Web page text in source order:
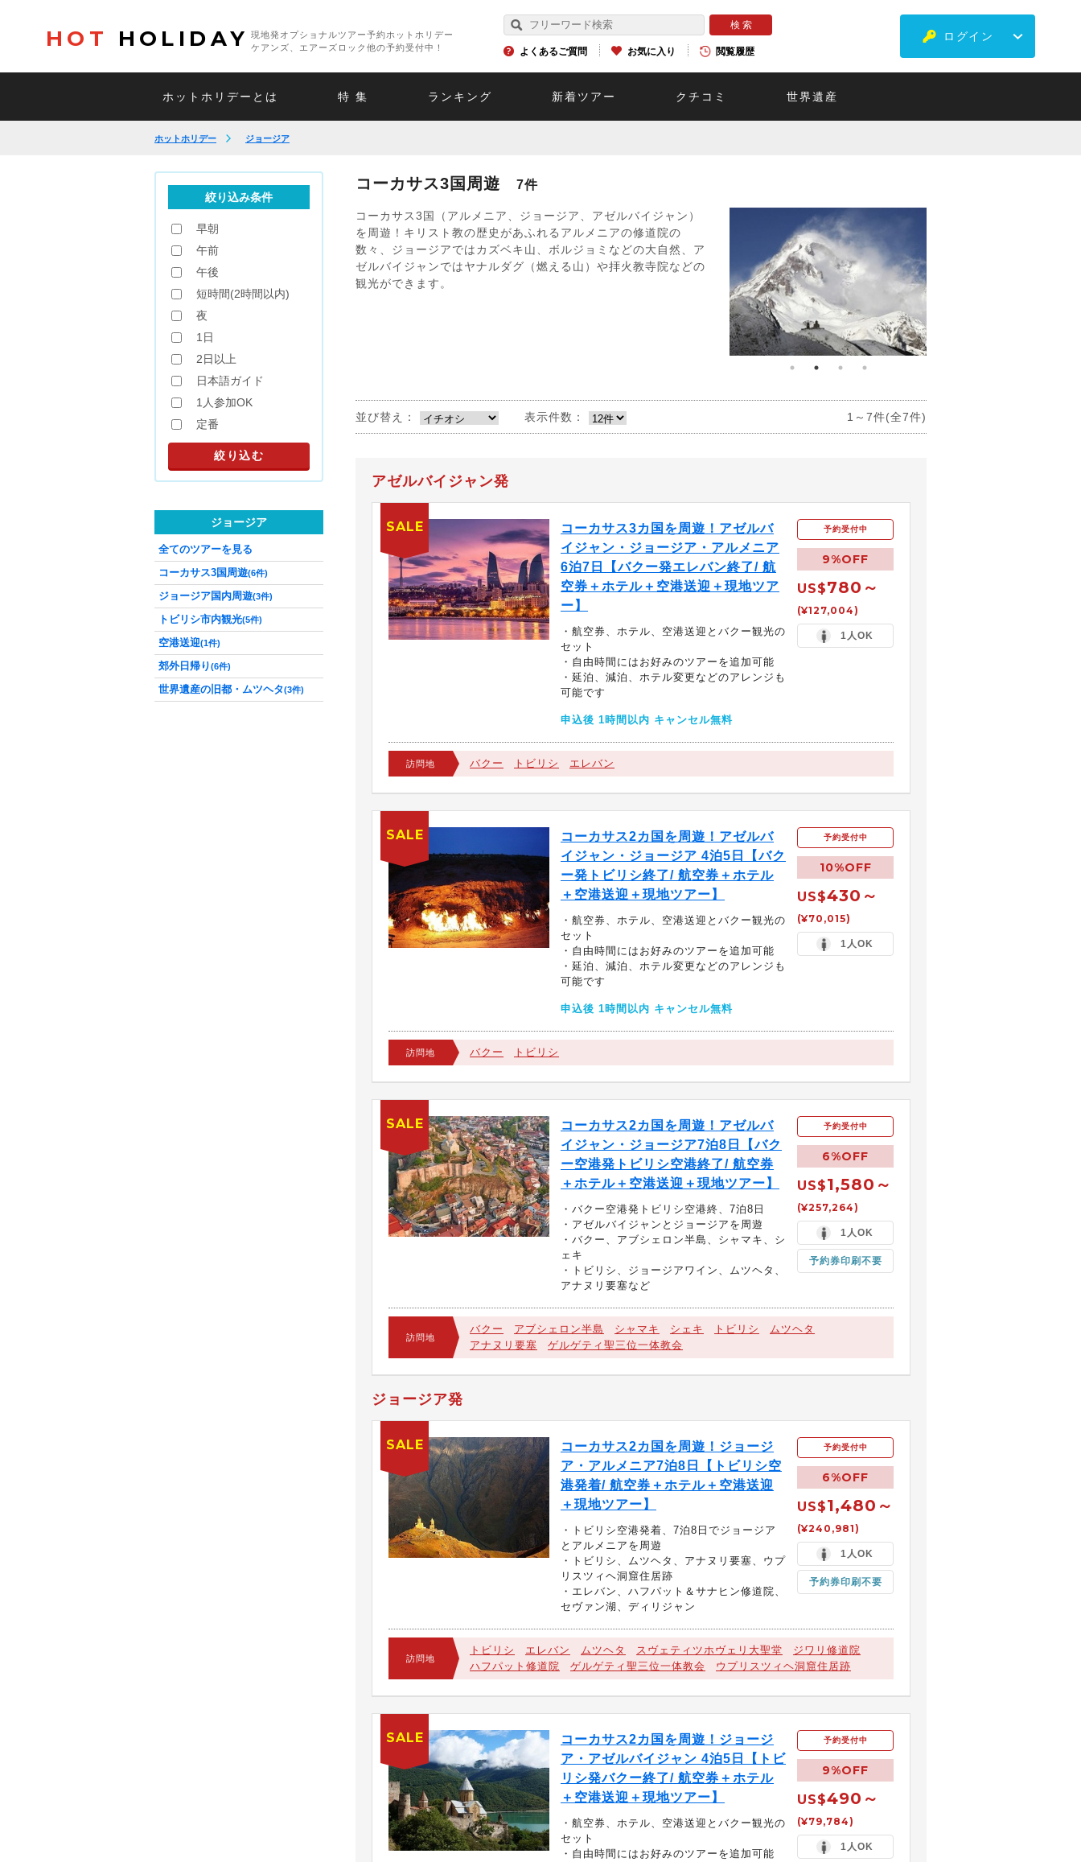
HOT HOLIDAY
現地発オプショナルツアー予約ホットホリデー
ケアンズ、エアーズロック他の予約受付中！
よくあるご質問 お気に入り 閲覧履歴
ログイン
ホットホリデーとは 特 集 ランキング 新着ツアー クチコミ 世界遺産
ホットホリデー ジョージア
コーカサス3国周遊 7件
コーカサス3国（アルメニア、ジョージア、アゼルバイジャン）
を周遊！キリスト教の歴史があふれるアルメニアの修道院の
数々、ジョージアではカズベキ山、ボルジョミなどの大自然、ア
ゼルバイジャンではヤナルダグ（燃える山）や拝火教寺院などの
観光ができます。
並び替え： 表示件数： 1～7件(全7件)
アゼルバイジャン発
コーカサス3カ国を周遊！アゼルバ
イジャン・ジョージア・アルメニア
6泊7日【バクー発エレバン終了/ 航
空券＋ホテル＋空港送迎＋現地ツア
ー】
・航空券、ホテル、空港送迎とバクー観光の
セット
・自由時間にはお好みのツアーを追加可能
・延泊、減泊、ホテル変更などのアレンジも
可能です
申込後 1時間以内 キャンセル無料
予約受付中
9%OFF
US$780～
(¥127,004)
1人OK
訪問地 バクー トビリシ エレバン
SALE
コーカサス2カ国を周遊！アゼルバ
イジャン・ジョージア 4泊5日【バク
ー発トビリシ終了/ 航空券＋ホテル
＋空港送迎＋現地ツアー】
・航空券、ホテル、空港送迎とバクー観光の
セット
・自由時間にはお好みのツアーを追加可能
・延泊、減泊、ホテル変更などのアレンジも
可能です
申込後 1時間以内 キャンセル無料
予約受付中
10%OFF
US$430～
(¥70,015)
1人OK
訪問地 バクー トビリシ
SALE
コーカサス2カ国を周遊！アゼルバ
イジャン・ジョージア7泊8日【バク
ー空港発トビリシ空港終了/ 航空券
＋ホテル＋空港送迎＋現地ツアー】
・バクー空港発トビリシ空港終、7泊8日
・アゼルバイジャンとジョージアを周遊
・バクー、アブシェロン半島、シャマキ、シ
ェキ
・トビリシ、ジョージアワイン、ムツヘタ、
アナヌリ要塞など
予約受付中
6%OFF
US$1,580～
(¥257,264)
1人OK
予約券印刷不要
訪問地
バクー アブシェロン半島 シャマキ シェキ トビリシ
ムツヘタ
アナヌリ要塞
ゲルゲティ聖三位一体教会
SALE
ジョージア発
コーカサス2カ国を周遊！ジョージ
ア・アルメニア7泊8日【トビリシ空
港発着/ 航空券＋ホテル＋空港送迎
＋現地ツアー】
・トビリシ空港発着、7泊8日でジョージア
とアルメニアを周遊
・トビリシ、ムツヘタ、アナヌリ要塞、ウプ
リスツィヘ洞窟住居跡
・エレバン、ハフパット＆サナヒン修道院、
セヴァン湖、ディリジャン
予約受付中
6%OFF
US$1,480～
(¥240,981)
1人OK
予約券印刷不要
訪問地
トビリシ エレバン ムツヘタ スヴェティツホヴェリ大聖堂
ジワリ修道院
ハフパット修道院
ゲルゲティ聖三位一体教会 ウプリスツィヘ洞窟住居跡
SALE
コーカサス2カ国を周遊！ジョージ
ア・アゼルバイジャン 4泊5日【トビ
リシ発バクー終了/ 航空券＋ホテル
＋空港送迎＋現地ツアー】
・航空券、ホテル、空港送迎とバクー観光の
セット
・自由時間にはお好みのツアーを追加可能
予約受付中
9%OFF
US$490～
(¥79,784)
1人OK
SALE
絞り込み条件
早朝
午前
午後
短時間(2時間以内)
夜
1日
2日以上
日本語ガイド
1人参加OK
定番
ジョージア
全てのツアーを見る
コーカサス3国周遊(6件)
ジョージア国内周遊(3件)
トビリシ市内観光(5件)
空港送迎(1件)
郊外日帰り(6件)
世界遺産の旧都・ムツヘタ(3件)